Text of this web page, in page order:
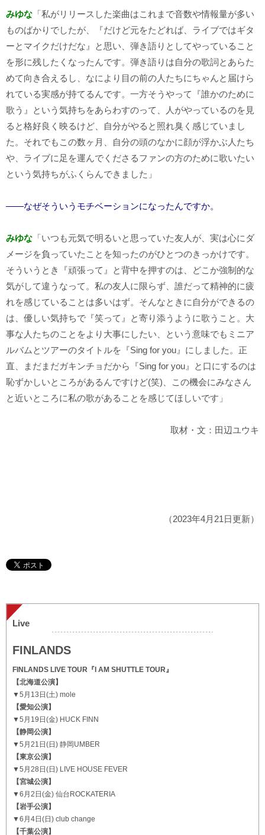
みゆな 「私がリリースした楽曲はこれまで音数や情報量が多い
ものばかりでしたが、『だけど元をたどれば、ライブではギタ
ーとマイクだけだな』と思い、弾き語りとしてやっていること
を形に残したくなったんです。弾き語りは自分の歌詞とあらた
めて向き合えるし、なにより目の前の人たちにちゃんと届けら
れている実感が持てるんです。一方そうやって『誰かのために
歌う』という気持ちをあらわすのって、人がやっているのを見
ると格好良く映るけど、自分がやると照れ臭く感じていまし
た。それでもこの数ヶ月、自分の頭のなかに顔が浮かぶ人たち
や、ライブに足を運んでくださるファンの方のために歌いたい
という気持ちがふくらんできました」
――なぜそういうモチベーションになったんですか。
みゆな 「いつも元気で明るいと思っていた友人が、実は心にダ
メージを負っていたことを知ったのがひとつのきっかけです。
そういうとき『頑張って』と背中を押すのは、どこか強制的な
気がして違うなって。私の友人に限らず、誰だって精神的に疲
れを感じていることは多いはず。そんなときに自分ができるの
は、優しい気持ちで『笑って』と寄り添うように歌うこと。大
事な人たちのことをより大事にしたい、という意味でもミニア
ルバムとツアーのタイトルを『Sing for you』にしました。正
直、まだまだガキンチョだから『Sing for you』と口にするのは
恥ずかしいところがあるんですけど(笑)、この機会にみなさん
と近いところに私の歌があることを感じてほしいです」
取材・文：田辺ユウキ
（2023年4月21日更新）
Live
FINLANDS
FINLANDS LIVE TOUR『I AM SHUTTLE TOUR』
【北海道公演】
▼5月13日(土) mole
【愛知公演】
▼5月19日(金) HUCK FINN
【静岡公演】
▼5月21日(日) 静岡UMBER
【東京公演】
▼5月28日(日) LIVE HOUSE FEVER
【宮城公演】
▼6月2日(金) 仙台ROCKATERIA
【岩手公演】
▼6月4日(日) club change
【千葉公演】